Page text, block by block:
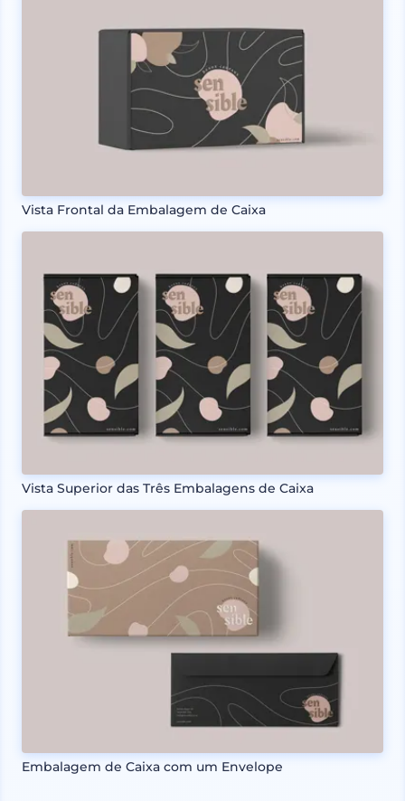
Vista Frontal da Embalagem de Caixa
Vista Superior das Três Embalagens de Caixa
Embalagem de Caixa com um Envelope